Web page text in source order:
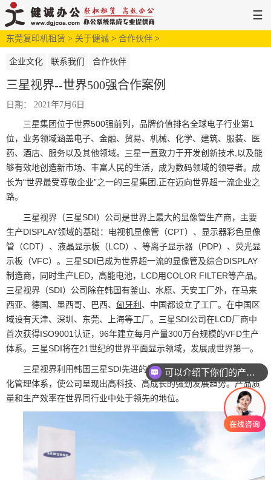
☰
网站首页 解决方案 新闻中心
东莞复印机租赁 > 关于健诚 > 合作伙伴 >
企业文化 联系我们 合作伙伴
三星视界--世界500强合作案例
日期： 2021年7月6日
三星集团位于世界500强前列，品牌价值排名全球电子行业第1
位，业务领域涵盖电子、金融、贸易、机械、化学、建筑、服装、医
药、酒店、服务以及其他领域。三星一直致力于开发创新技术,以及能
够有效地创造新市场、丰富人民的生活，成为数码领域的领导者。成
长为“世界最受尊敬企业”之一的三星集团,正在迈向世界超一流企业之
路。
三星视界（三星SDI）公司是世界上最大的显像管生产商，主要
生产DISPLAY领域的基础：电视机显像管（CPT）、显示器彩色显像
管（CDT）、液晶显示板（LCD）、等离子显示器（PDP）、荧光显
示板（VFC）。三星SDI已成为世界超一流的显像管及综合DISPLAY
制造商，同时生产LED，高能电池，LCD用COLOR FILTER等产品。
三星视界（SDI）公司除在韩国有釜山、水原、天安工厂外，在马来
西亚、德国、墨西哥、巴西、 匈牙利 、中国都设立了工厂。在中国区
域设有天津、深圳、东莞、上海等工厂。三星SDI公司在LCD厂商中
首次获得ISO9001认证，96年建立每月产量300万台规模的VFD生产
体系。三星SDI将在21世纪的世界平面显示领域，发展成世界第一。
三星视界利用韩国三星SDI先进的技术设备，实行标准化、现代
化管理体系，使公司呈现出高科技、高成长的强劲发展趋势。产品质
量和生产效率在世界同行业中处于领先的地位。
可以介绍下你们的产品么